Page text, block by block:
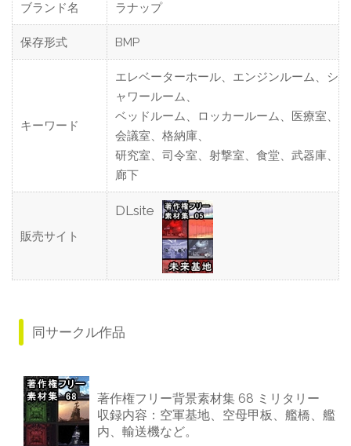
ブランド名 ラナップ
保存形式 BMP
キーワード
エレベーターホール、エンジンルーム、シ
ャワールーム、
ベッドルーム、ロッカールーム、医療室、
会議室、格納庫、
研究室、司令室、射撃室、食堂、武器庫、
廊下
販売サイト
DLsite
同サークル作品
著作権フリー背景素材集 68 ミリタリー
収録内容：空軍基地、空母甲板、艦橋、艦
内、輸送機など。